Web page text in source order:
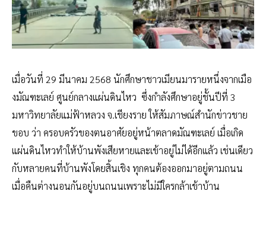
เมื่อวันที่ 29 มีนาคม 2568 นักศึกษาชาวเมียนมารายหนึ่งจากเมือ
งมัณฑะเลย์ ศูนย์กลางแผ่นดินไหว ซึ่งกำลังศึกษาอยู่ชั้นปีที่ 3
มหาวิทยาลัยแม่ฟ้าหลวง จ.เชียงราย ให้สัมภาษณ์สำนักข่าวชาย
ขอบ ว่า ครอบครัวของตนอาศัยอยู่หน้าตลาดมัณฑะเลย์ เมื่อเกิด
แผ่นดินไหวทำให้บ้านพังเสียหายและเข้าอยู่ไม่ได้อีกแล้ว เช่นเดียว
กับหลายคนที่บ้านพังโดยสิ้นเชิง ทุกคนต้องออกมาอยู่ตามถนน
เมื่อคืนต่างนอนกันอยู่บนถนนเพราะไม่มีใครกล้าเข้าบ้าน